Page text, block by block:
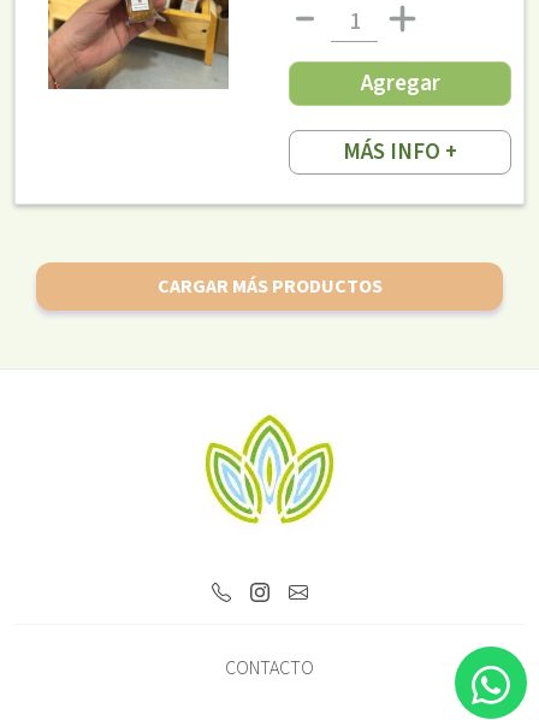
Agregar
MÁS INFO +
CARGAR MÁS PRODUCTOS
CONTACTO